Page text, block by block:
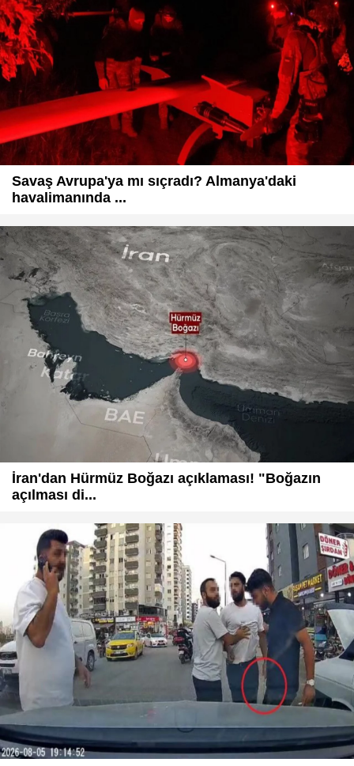
Savaş Avrupa'ya mı sıçradı? Almanya'daki
havalimanında ...
İran'dan Hürmüz Boğazı açıklaması! "Boğazın
açılması di...